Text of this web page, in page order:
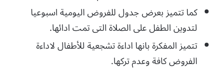
كما تتميز بعرض جدول للفروض اليومية اسبوعيا
لتدوين الطفل على الصلاة التى تمت ادائها.
تتميز المفكرة بانها اداءة تشجعية للأطفال لاداءة
الفروض كافة وعدم تركها.